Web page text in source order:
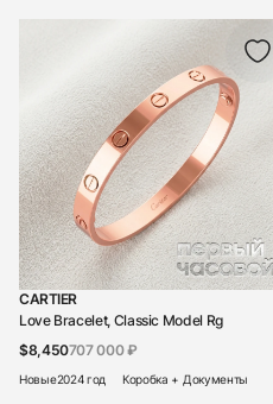
CARTIER
Love Bracelet, Classic Model Rg
$8,450707 000 ₽
Новые2024 год Коробка + Документы